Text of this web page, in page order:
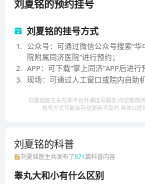
刘夏铭的预约挂号
刘夏铭的挂号方式
1. 公众号：可通过微信公众号搜索“
院附属同济医院”进行预约；
2. APP：可下载“掌上同济”APP后进行
3. 现场：可通过人工窗口或院内自助
刘夏铭医生未在本平台开通挂号服务 向您推荐
挂号方式可能会存在更新不及时 具体以医
刘夏铭的科普
刘夏铭医生共发布了571篇科普内容
睾丸大和小有什么区别